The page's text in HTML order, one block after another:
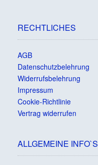
RECHTLICHES
AGB
Datenschutzbelehrung
Widerrufsbelehrung
Impressum
Cookie-Richtlinie
Vertrag widerrufen
ALLGEMEINE INFO`S